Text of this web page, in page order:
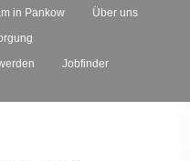
in Pankow
Über uns
Jobfinder